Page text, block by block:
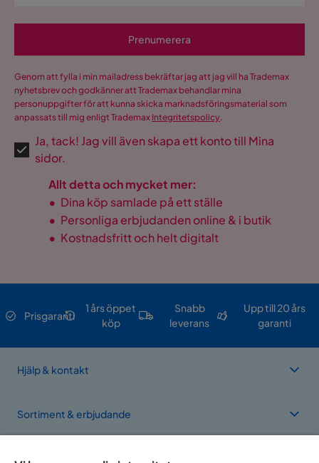
Prenumerera
Genom att fylla i min mailadress bekräftar jag att jag vill ha Trademax
nyhetsbrev och godkänner att Trademax behandlar mina
personuppgifter för att kunna skicka marknadsföringsmaterial som
anpassats till mig enligt Trademax Integritetspolicy.
Ja, tack! Jag vill även skapa ett konto till Mina
sidor.
Allt detta och mycket mer:
• Dina köp samlade på ett ställe
• Personliga erbjudanden online & i butik
• Kostnadsfritt och helt digitalt
Prisgaranti
1 års öppet
köp
Snabb
leverans
Upp till 20 års
garanti
Hjälp & kontakt
Sortiment & erbjudande